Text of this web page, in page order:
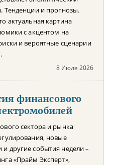
Тенденции и прогнозы.
актуальная картина
с акцентом на
и вероятные сценарии
8 Июля 2026
финансового
сектора и рынка
новые
другие события недели –
«Прайм Эксперт»,